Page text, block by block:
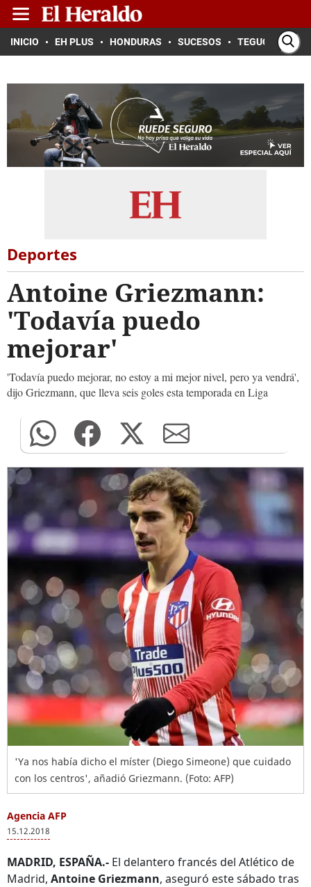
INICIO EH PLUS HONDURAS SUCESOS TEGUCIGALPA
Deportes
Antoine Griezmann:
'Todavía puedo
mejorar'
'Todavía puedo mejorar, no estoy a mi mejor nivel, pero ya vendrá',
dijo Griezmann, que lleva seis goles esta temporada en Liga
'Ya nos había dicho el míster (Diego Simeone) que cuidado
con los centros', añadió Griezmann. (Foto: AFP)
Agencia AFP
15.12.2018
MADRID, ESPAÑA.- El delantero francés del Atlético de
Madrid, Antoine Griezmann, aseguró este sábado tras